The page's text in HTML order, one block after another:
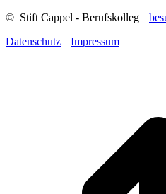
© Stift Cappel - Berufskolleg
Datenschutz
Impressum